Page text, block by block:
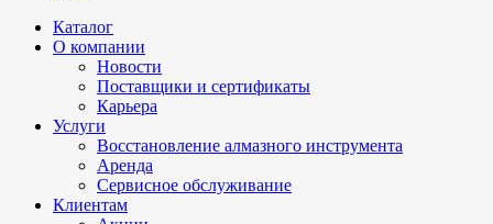
Каталог
О компании
Новости
Поставщики и сертификаты
Карьера
Услуги
Восстановление алмазного инструмента
Аренда
Сервисное обслуживание
Клиентам